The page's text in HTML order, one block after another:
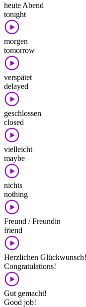
heute Abend
tonight
morgen
tomorrow
verspätet
delayed
geschlossen
closed
vielleicht
maybe
nichts
nothing
Freund / Freundin
friend
Herzlichen Glückwunsch!
Congratulations!
Gut gemacht!
Good job!